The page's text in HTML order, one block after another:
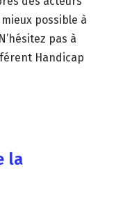
possible à
pas à
Handicap
la